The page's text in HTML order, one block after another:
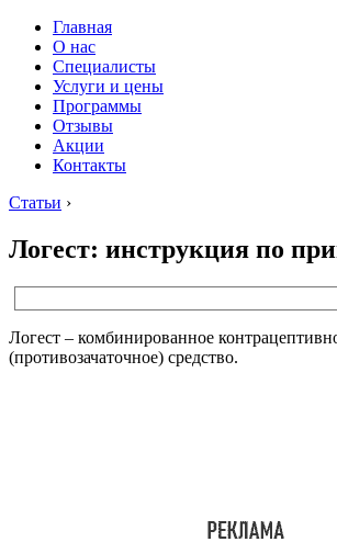
Главная
О нас
Cпециалисты
Услуги и цены
Программы
Отзывы
Акции
Контакты
Статьи ›
Логест: инструкция по
Логест – комбинированное
(противозачаточное) средство.